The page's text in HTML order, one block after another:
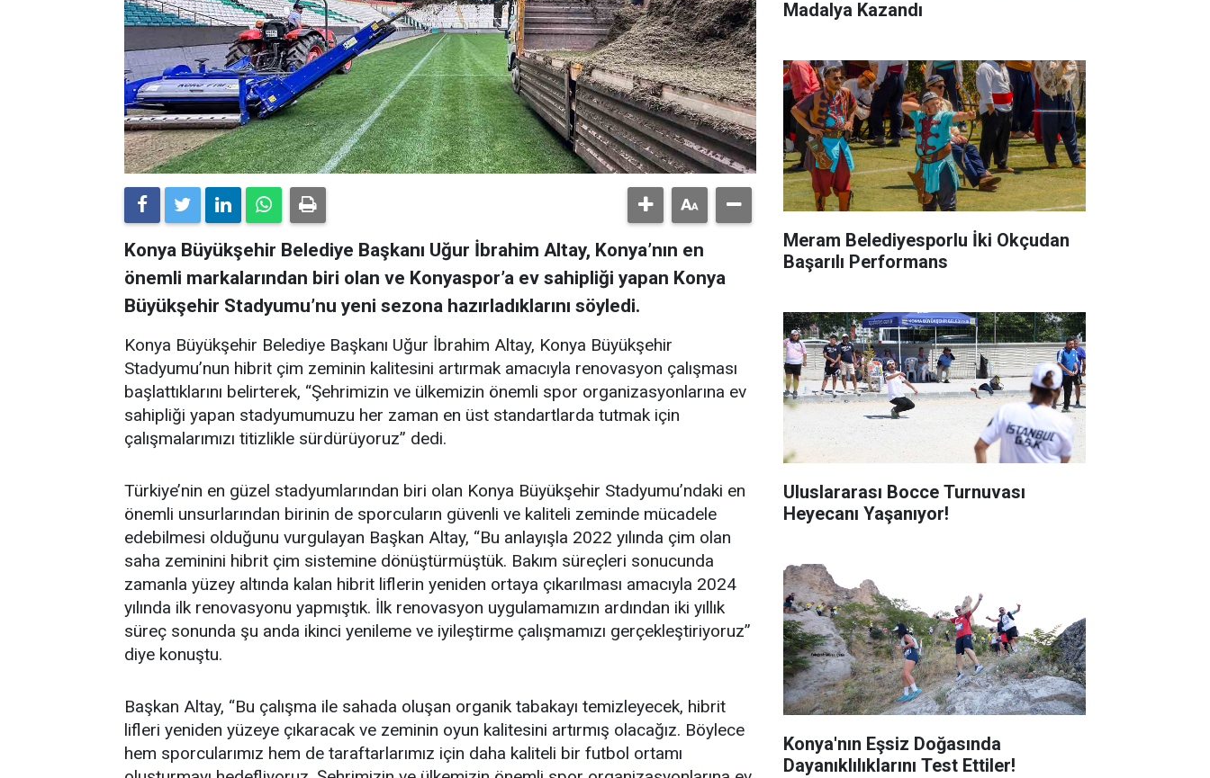
Konya Büyükşehir Belediye Başkanı Uğur İbrahim Altay, Konya’nın en
önemli markalarından biri olan ve Konyaspor’a ev sahipliği yapan Konya
Büyükşehir Stadyumu’nu yeni sezona hazırladıklarını söyledi.
Konya Büyükşehir Belediye Başkanı Uğur İbrahim Altay, Konya Büyükşehir
Stadyumu’nun hibrit çim zeminin kalitesini artırmak amacıyla renovasyon çalışması
başlattıklarını belirterek, “Şehrimizin ve ülkemizin önemli spor organizasyonlarına ev
sahipliği yapan stadyumumuzu her zaman en üst standartlarda tutmak için
çalışmalarımızı titizlikle sürdürüyoruz” dedi.
Türkiye’nin en güzel stadyumlarından biri olan Konya Büyükşehir Stadyumu’ndaki en
önemli unsurlarından birinin de sporcuların güvenli ve kaliteli zeminde mücadele
edebilmesi olduğunu vurgulayan Başkan Altay, “Bu anlayışla 2022 yılında çim olan
saha zeminini hibrit çim sistemine dönüştürmüştük. Bakım süreçleri sonucunda
zamanla yüzey altında kalan hibrit liflerin yeniden ortaya çıkarılması amacıyla 2024
yılında ilk renovasyonu yapmıştık. İlk renovasyon uygulamamızın ardından iki yıllık
süreç sonunda şu anda ikinci yenileme ve iyileştirme çalışmamızı gerçekleştiriyoruz”
diye konuştu.
Başkan Altay, “Bu çalışma ile sahada oluşan organik tabakayı temizleyecek, hibrit
lifleri yeniden yüzeye çıkaracak ve zeminin oyun kalitesini artırmış olacağız. Böylece
hem sporcularımız hem de taraftarlarımız için daha kaliteli bir futbol ortamı
Madalya Kazandı
Meram Belediyesporlu İki Okçudan
Başarılı Performans
Uluslararası Bocce Turnuvası
Heyecanı Yaşanıyor!
Konya'nın Eşsiz Doğasında
Dayanıklılıklarını Test Ettiler!